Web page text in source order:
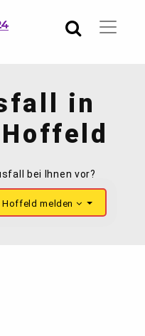
in
bei Ihnen vor?
melden